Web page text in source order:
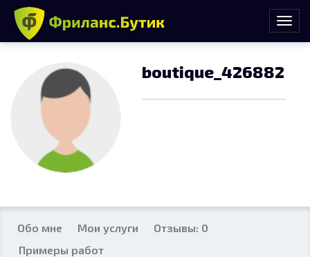
boutique_426882
Обо мне Мои услуги
Отзывы: 0
Примеры работ